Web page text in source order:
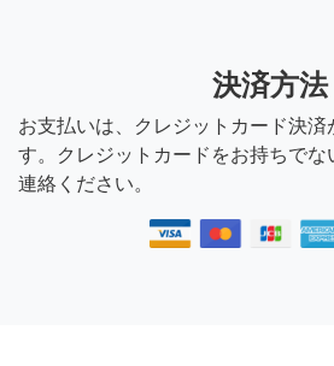
決済方法
お支払いは、クレジットカード決済
す。クレジットカードをお持ちで
連絡ください。